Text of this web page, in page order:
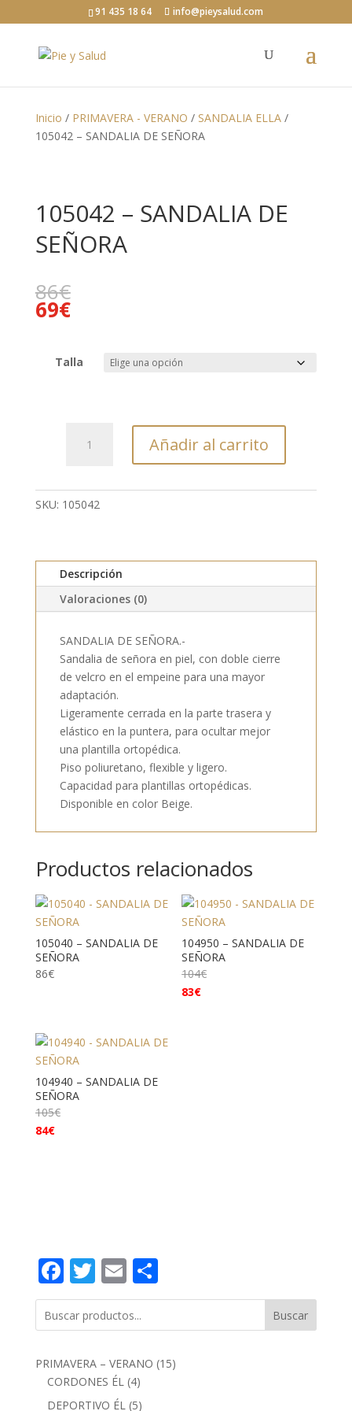
91 435 18 64 info@pieysalud.com
Inicio / PRIMAVERA - VERANO / SANDALIA ELLA/
105042 – SANDALIA DE SEÑORA
105042 – SANDALIA DE
SEÑORA
86€
69€
Talla
SEÑORA
Añadir al carrito
SKU: 105042
Descripción
Valoraciones (0)
SANDALIA DE SEÑORA.-
Sandalia de señora en piel, con doble cierre
de velcro en el empeine para una mayor
adaptación.
Ligeramente cerrada en la parte trasera y
elástico en la puntera, para ocultar mejor
una plantilla ortopédica.
Piso poliuretano, flexible y ligero.
Capacidad para plantillas ortopédicas.
Disponible en color Beige.
Productos relacionados
105040 – SANDALIA DE
SEÑORA
86€
104950 – SANDALIA DE
SEÑORA
104€
83€
104940 – SANDALIA DE
SEÑORA
105€
84€
Facebook
Twitter
EmailCompartir
Buscar
PRIMAVERA – VERANO 1515
CORDONES ÉL 44
productos
DEPORTIVO ÉL 55